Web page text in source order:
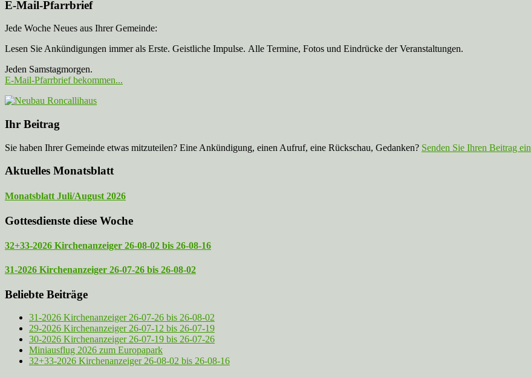
E-Mail-Pfarrbrief
Jede Woche Neues aus Ihrer Gemeinde:
Lesen Sie Ankündigungen immer als Erste. Geistliche Impulse. Alle Termine, Fotos und Eindrücke der Veranstaltungen.
Jeden Samstagmorgen.
E-Mail-Pfarrbrief bekommen...
Ihr Beitrag
Sie haben Ihrer Gemeinde etwas mitzuteilen? Eine Ankündigung, einen Aufruf, eine Rückschau, Gedanken? Senden Sie Ihren Beitrag ein
Aktuelles Monatsblatt
Monatsblatt Juli/August 2026
Gottesdienste diese Woche
32+33-2026 Kirchenanzeiger 26-08-02 bis 26-08-16
31-2026 Kirchenanzeiger 26-07-26 bis 26-08-02
Beliebte Beiträge
31-2026 Kirchenanzeiger 26-07-26 bis 26-08-02
29-2026 Kirchenanzeiger 26-07-12 bis 26-07-19
30-2026 Kirchenanzeiger 26-07-19 bis 26-07-26
Miniausflug 2026 zum Europapark
32+33-2026 Kirchenanzeiger 26-08-02 bis 26-08-16